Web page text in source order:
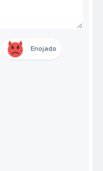
Enojado